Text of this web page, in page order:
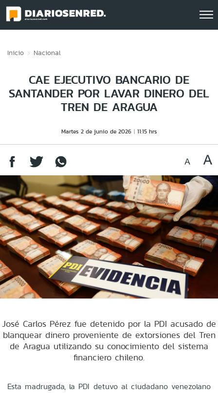
Inicio Nacional
CAE EJECUTIVO BANCARIO DE
SANTANDER POR LAVAR DINERO DEL
TREN DE ARAGUA
Martes 2 de junio de 2026 11:15 hrs
José Carlos Pérez fue detenido por la PDI acusado de
blanquear dinero proveniente de extorsiones del Tren
de Aragua utilizando su conocimiento del sistema
financiero chileno.
Esta madrugada, la PDI detuvo al ciudadano venezolano